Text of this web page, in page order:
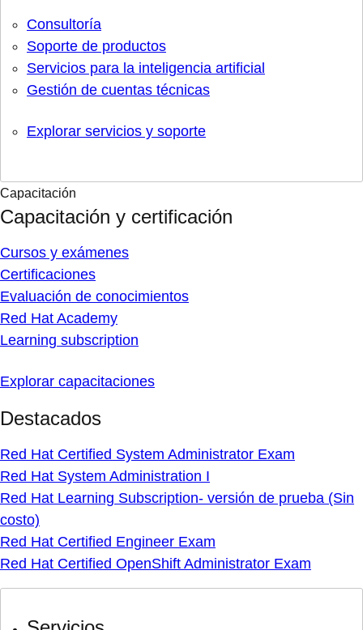
Consultoría
Soporte de productos
Servicios para la inteligencia artificial
Gestión de cuentas técnicas
Explorar servicios y soporte
Capacitación
Capacitación y certificación
Cursos y exámenes
Certificaciones
Evaluación de conocimientos
Red Hat Academy
Learning subscription
Explorar capacitaciones
Destacados
Red Hat Certified System Administrator Exam
Red Hat System Administration I
Red Hat Learning Subscription- versión de prueba (Sin
costo)
Red Hat Certified Engineer Exam
Red Hat Certified OpenShift Administrator Exam